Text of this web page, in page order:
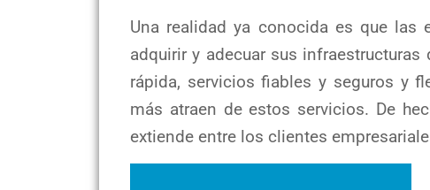
Una realidad ya conocida es que las
adquirir y adecuar sus
rápida, servicios fiables y seguros y
más atraen de estos servicios. De
extiende entre los clientes